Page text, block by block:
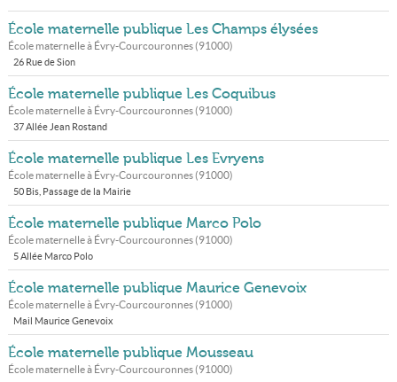
École maternelle publique Les Champs élysées
École maternelle à Évry-Courcouronnes(91000)
26 Rue de Sion
École maternelle publique Les Coquibus
École maternelle à Évry-Courcouronnes(91000)
37 Allée Jean Rostand
École maternelle publique Les Evryens
École maternelle à Évry-Courcouronnes(91000)
50 Bis, Passage de la Mairie
École maternelle publique Marco Polo
École maternelle à Évry-Courcouronnes(91000)
5 Allée Marco Polo
École maternelle publique Maurice Genevoix
École maternelle à Évry-Courcouronnes(91000)
Mail Maurice Genevoix
École maternelle publique Mousseau
École maternelle à Évry-Courcouronnes(91000)